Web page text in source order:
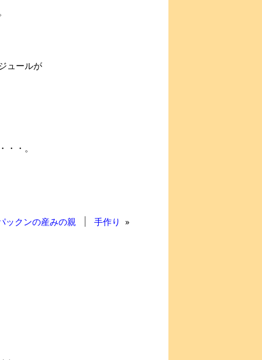
ュールが
・。
ックンの産みの親 手作り »